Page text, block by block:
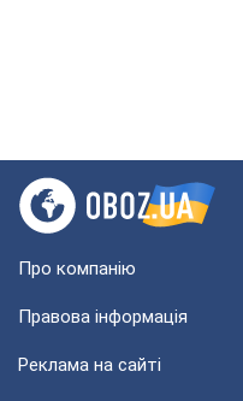
Про компанію
Правова інформація
Реклама на сайті